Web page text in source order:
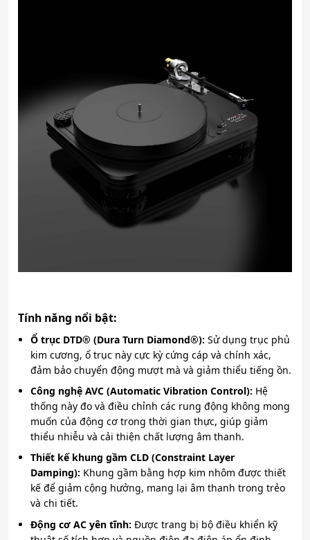
Tính năng nổi bật:
Ổ trục DTD® (Dura Turn Diamond®): Sử dụng trục phủ
kim cương, ổ trục này cực kỳ cứng cáp và chính xác,
đảm bảo chuyển động mượt mà và giảm thiểu tiếng ồn.
Công nghệ AVC (Automatic Vibration Control): Hệ
thống này đo và điều chỉnh các rung động không mong
muốn của động cơ trong thời gian thực, giúp giảm
thiểu nhiễu và cải thiện chất lượng âm thanh.
Thiết kế khung gầm CLD (Constraint Layer
Damping): Khung gầm bằng hợp kim nhôm được thiết
kế để giảm cộng hưởng, mang lại âm thanh trong trẻo
và chi tiết.
Động cơ AC yên tĩnh: Được trang bị bộ điều khiển kỹ